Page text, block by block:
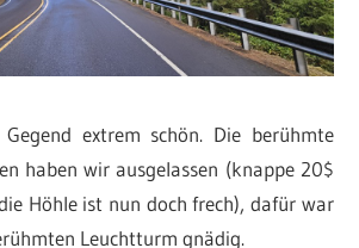
extrem schön. Die berühmte
haben wir ausgelassen (knappe 20$
Höhle ist nun doch frech), dafür war
Leuchtturm gnädig.